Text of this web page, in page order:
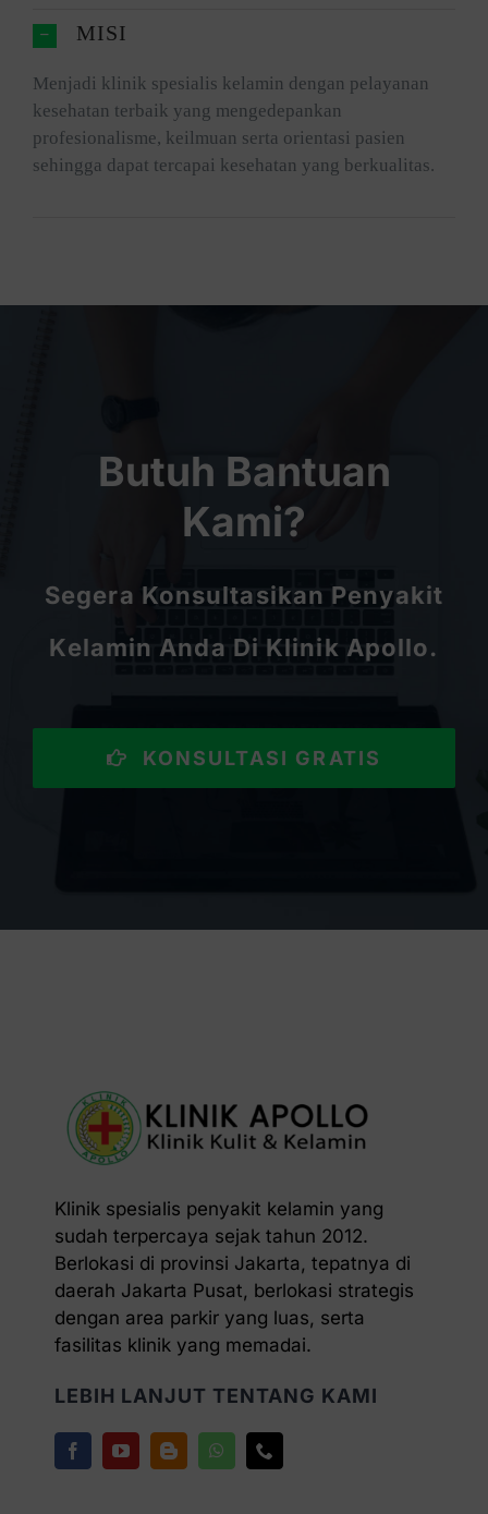
MISI
Menjadi klinik spesialis kelamin dengan pelayanan
kesehatan terbaik yang mengedepankan
profesionalisme, keilmuan serta orientasi pasien
sehingga dapat tercapai kesehatan yang berkualitas.
Butuh Bantuan
Kami?
Segera Konsultasikan Penyakit
Kelamin Anda Di Klinik Apollo.
KONSULTASI GRATIS
Klinik spesialis penyakit kelamin yang
sudah terpercaya sejak tahun 2012.
Berlokasi di provinsi Jakarta, tepatnya di
daerah Jakarta Pusat, berlokasi strategis
dengan area parkir yang luas, serta
fasilitas klinik yang memadai.
LEBIH LANJUT TENTANG KAMI